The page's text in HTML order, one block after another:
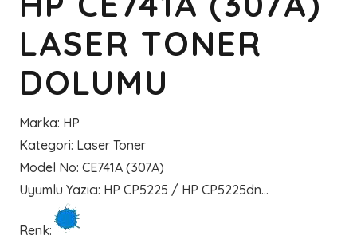
LASER TONER
DOLUMU
Marka: HP
Kategori: Laser Toner
Model No: CE741A (307A)
Uyumlu Yazıcı: HP CP5225 / HP CP5225dn…
Renk: